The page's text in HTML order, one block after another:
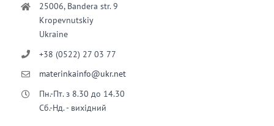
25006, Bandera str. 9
Kropevnutskiy
Ukraine
+38 (0522) 27 03 77
materinkainfo@ukr.net
Пн.-Пт. з 8.30 до 14.30
Сб.-Нд. - вихідний